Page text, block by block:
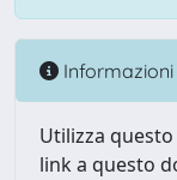
Informazioni
Utilizza
link a questo